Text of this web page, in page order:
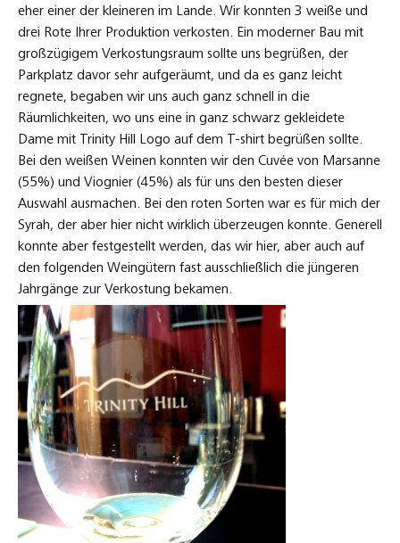
eher einer der kleineren im Lande. Wir konnten 3 weiße und
drei Rote Ihrer Produktion verkosten. Ein moderner Bau mit
großzügigem Verkostungsraum sollte uns begrüßen, der
Parkplatz davor sehr aufgeräumt, und da es ganz leicht
regnete, begaben wir uns auch ganz schnell in die
Räumlichkeiten, wo uns eine in ganz schwarz gekleidete
Dame mit Trinity Hill Logo auf dem T-shirt begrüßen sollte.
Bei den weißen Weinen konnten wir den Cuvée von Marsanne
(55%) und Viognier (45%) als für uns den besten dieser
Auswahl ausmachen. Bei den roten Sorten war es für mich der
Syrah, der aber hier nicht wirklich überzeugen konnte. Generell
konnte aber festgestellt werden, das wir hier, aber auch auf
den folgenden Weingütern fast ausschließlich die jüngeren
Jahrgänge zur Verkostung bekamen.